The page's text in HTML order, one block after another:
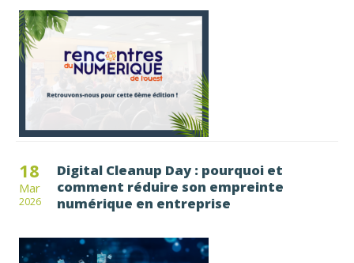
18
Mar
2026
Digital Cleanup Day : pourquoi et
comment réduire son empreinte
numérique en entreprise